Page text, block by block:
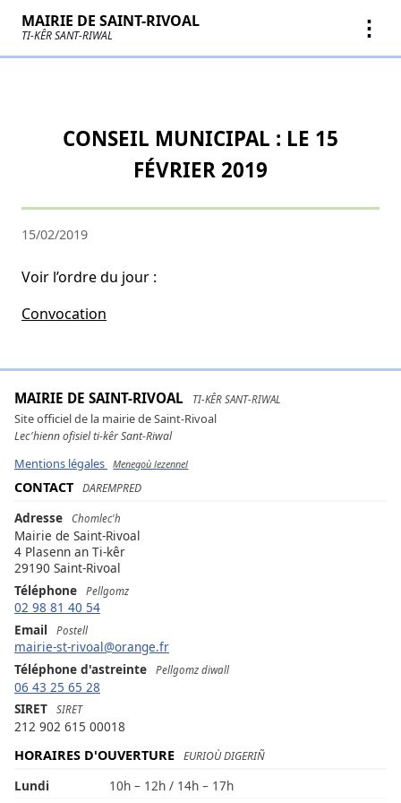
MAIRIE DE SAINT-RIVOAL
TI-KÊR SANT-RIWAL ⋮
CONSEIL MUNICIPAL : LE 15
FÉVRIER 2019
15/02/2019
Voir l’ordre du jour :
Convocation
MAIRIE DE SAINT-RIVOAL TI-KÊR SANT-RIWAL
Site officiel de la mairie de Saint-Rivoal
Lec'hienn ofisiel ti-kêr Sant-Riwal
Mentions légales Menegoù lezennel
CONTACT DAREMPRED
Adresse Chomlec'h
Mairie de Saint-Rivoal
4 Plasenn an Ti-kêr
29190 Saint-Rivoal
Téléphone
Pellgomz
02 98 81 40 54
Email
Postell
mairie-st-rivoal@orange.fr
Téléphone d'astreinte
Pellgomz diwall
06 43 25 65 28
SIRET
SIRET
212 902 615 00018
HORAIRES D'OUVERTURE
EURIOÙ DIGERIÑ
Lundi
10h – 12h / 14h – 17h